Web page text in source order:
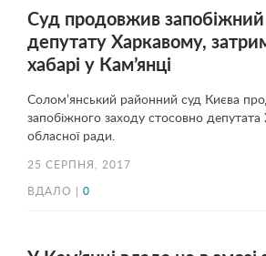
Суд продовжив запобіжний
депутату Харкавому,
хабарі у Кам’янці
Солом’янський районний суд Києва
запобіжного заходу стосовно депутата
обласної ради.
25 СЕРПНЯ, 2017
ВДАЛО | 0